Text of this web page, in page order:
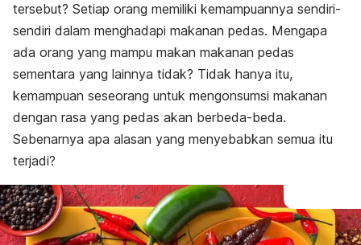
tersebut? Setiap orang memiliki kemampuannya sendiri-
sendiri dalam menghadapi makanan pedas. Mengapa
ada orang yang mampu makan makanan pedas
sementara yang lainnya tidak? Tidak hanya itu,
kemampuan seseorang untuk mengonsumsi makanan
dengan rasa yang pedas akan berbeda-beda.
Sebenarnya apa alasan yang menyebabkan semua itu
terjadi?